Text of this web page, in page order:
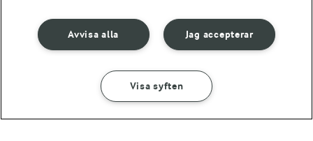
© 2026 Arla Foods
Ändra cookie-inställningar
Jag accepterar
Avvisa alla
Visa syften